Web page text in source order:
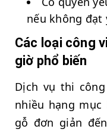
nếu không đạt
Các loại công
giờ phổ biến
Dịch vụ thi
nhiều hạng
gỗ đơn giản